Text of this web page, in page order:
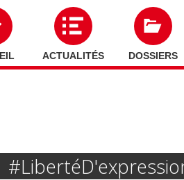
ACTUALITÉS DOSSIERS
#liberté